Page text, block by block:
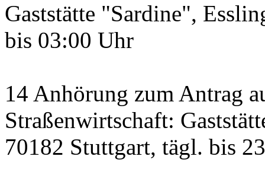
Gaststätte "Sardine",
bis 03:00 Uhr
14 Anhörung zum Antrag
Straßenwirtschaft:
70182 Stuttgart, tägl. bis